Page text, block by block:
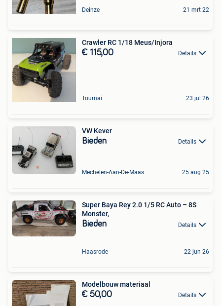
Deinze 21 mrt 22
Crawler RC 1/18 Meus/Injora
€ 115,00 Details
Tournai 23 jul 26
VW Kever
Bieden Details
Mechelen-Aan-De-Maas 25 aug 25
Super Baya Rey 2.0 1/5 RC Auto – 8S
Monster,
Bieden Details
Haasrode 22 jun 26
Modelbouw materiaal
€ 50,00 Details